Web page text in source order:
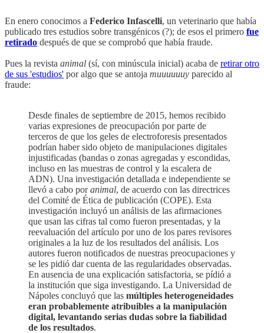
En enero conocimos a Federico Infascelli, un veterinario que había
publicado tres estudios sobre transgénicos (?); de esos el primero fue
retirado después de que se comprobó que había fraude.
Pues la revista animal (sí, con minúscula inicial) acaba de retirar otro
de sus 'estudios' por algo que se antoja muuuuuuy parecido al
fraude:
Desde finales de septiembre de 2015, hemos recibido
varias expresiones de preocupación por parte de
terceros de que los geles de electroforesis presentados
podrían haber sido objeto de manipulaciones digitales
injustificadas (bandas o zonas agregadas y escondidas,
incluso en las muestras de control y la escalera de
ADN). Una investigación detallada e independiente se
llevó a cabo poranimal, de acuerdo con las directrices
del Comité de Ética de publicación (COPE). Esta
investigación incluyó un análisis de las afirmaciones
que usan las cifras tal como fueron presentadas, y la
reevaluación del artículo por uno de los pares revisores
originales a la luz de los resultados del análisis. Los
autores fueron notificados de nuestras preocupaciones y
se les pidió dar cuenta de las regularidades observadas.
En ausencia de una explicación satisfactoria, se pídió a
la institución que siga investigando. La Universidad de
Nápoles concluyó que las múltiples heterogeneidades
eran probablemente atribuibles a la manipulación
digital, levantando serias dudas sobre la fiabilidad
de los resultados.